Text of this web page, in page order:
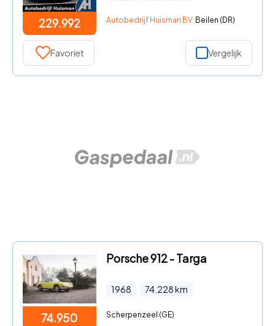
229.992 Autobedrijf Huisman BV Beilen (DR)
Favoriet Vergelijk
74.950
Porsche 912 - Targa
1968 74.228km
Scherpenzeel (GE)